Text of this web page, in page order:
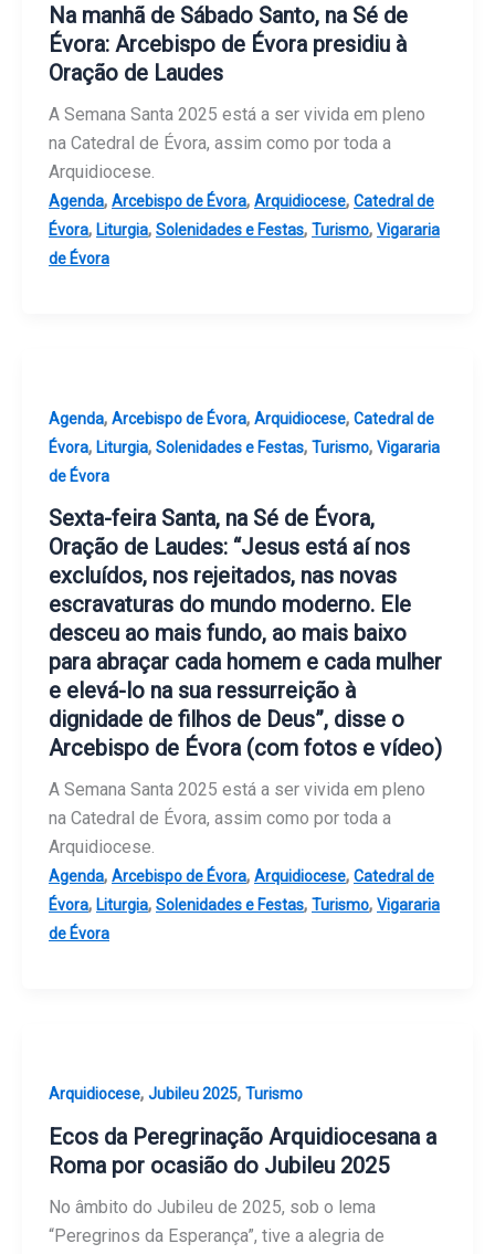
Na manhã de Sábado Santo, na Sé de
Évora: Arcebispo de Évora presidiu à
Oração de Laudes
A Semana Santa 2025 está a ser vivida em pleno
na Catedral de Évora, assim como por toda a
Arquidiocese.
Agenda, Arcebispo de Évora, Arquidiocese, Catedral de
Évora, Liturgia, Solenidades e Festas, Turismo, Vigararia
de Évora
Agenda, Arcebispo de Évora, Arquidiocese, Catedral de
Évora, Liturgia, Solenidades e Festas, Turismo, Vigararia
de Évora
Sexta-feira Santa, na Sé de Évora,
Oração de Laudes: “Jesus está aí nos
excluídos, nos rejeitados, nas novas
escravaturas do mundo moderno. Ele
desceu ao mais fundo, ao mais baixo
para abraçar cada homem e cada mulher
e elevá-lo na sua ressurreição à
dignidade de filhos de Deus”, disse o
Arcebispo de Évora (com fotos e vídeo)
A Semana Santa 2025 está a ser vivida em pleno
na Catedral de Évora, assim como por toda a
Arquidiocese.
Agenda, Arcebispo de Évora, Arquidiocese, Catedral de
Évora, Liturgia, Solenidades e Festas, Turismo, Vigararia
de Évora
Arquidiocese, Jubileu 2025, Turismo
Ecos da Peregrinação Arquidiocesana a
Roma por ocasião do Jubileu 2025
No âmbito do Jubileu de 2025, sob o lema
“Peregrinos da Esperança”, tive a alegria de